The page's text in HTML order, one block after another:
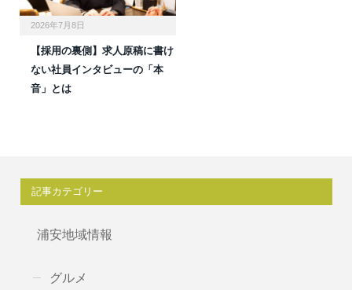
2026年7月8日
【採用の裏側】求人原稿に書け
ない社員インタビューの「本
音」とは
記事カテゴリー
浦安地域情報
グルメ